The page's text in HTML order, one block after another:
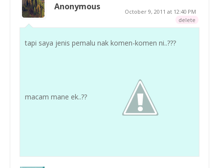
Anonymous
October 9, 2011 at 12:40 PM
delete
tapi saya jenis pemalu nak komen-komen ni..???
macam mane ek..??